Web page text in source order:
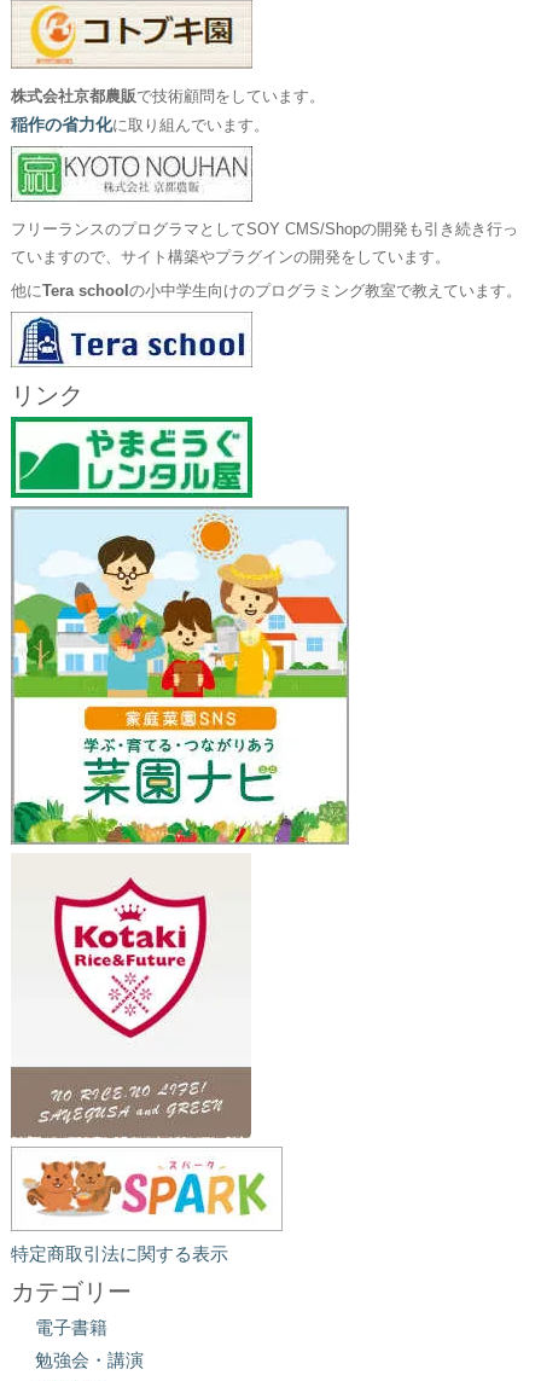
株式会社京都農販で技術顧問をしています。
稲作の省力化に取り組んでいます。
フリーランスのプログラマとしてSOY CMS/Shopの開発も引き続き行っ
ていますので、サイト構築やプラグインの開発をしています。
他にTera school の小中学生向けのプログラミング教室で教えています。
リンク
特定商取引法に関する表示
カテゴリー
電子書籍
勉強会・講演